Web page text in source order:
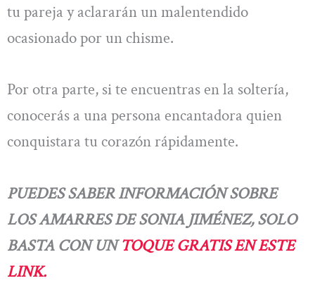
tu pareja y aclararán un malentendido
ocasionado por un chisme.
Por otra parte, si te encuentras en la soltería,
conocerás a una persona encantadora quien
conquistara tu corazón rápidamente.
PUEDES SABER INFORMACIÓN SOBRE
LOS AMARRES DE SONIA JIMÉNEZ, SOLO
BASTA CON UNTOQUE GRATIS EN ESTE
LINK.